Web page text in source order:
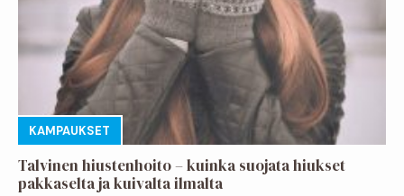
KAMPAUKSET
Talvinen hiustenhoito – kuinka suojata hiukset
pakkaselta ja kuivalta ilmalta